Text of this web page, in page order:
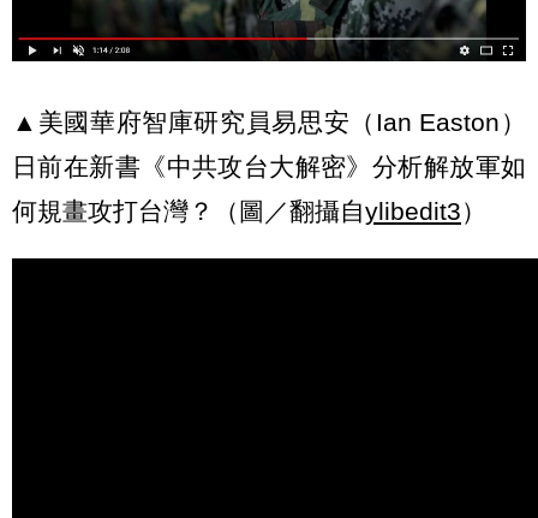
▲美國華府智庫研究員易思安（Ian Easton）
日前在新書《中共攻台大解密》分析解放軍如
何規畫攻打台灣？（圖／翻攝自ylibedit3）